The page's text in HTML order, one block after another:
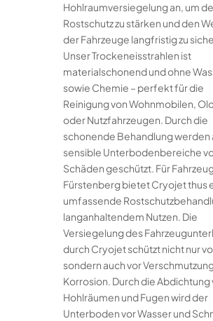
Hohlraumversiegelung an, um
Rostschutz zu stärken und den
der Fahrzeuge langfristig zu
Unser Trockeneisstrahlen ist
materialschonend und ohne
sowie Chemie – perfekt für die
Reinigung von Wohnmobilen,
oder Nutzfahrzeugen. Durch die
schonende Behandlung werden
sensible Unterbodenbereiche
Schäden geschützt. Für
Fürstenberg bietet Cryojet thus
umfassende
langanhaltendem Nutzen. Die
Versiegelung des
durch Cryojet schützt nicht nur
sondern auch vor
Korrosion. Durch die Abdichtung
Hohlräumen und Fugen wird der
Unterboden vor Wasser und